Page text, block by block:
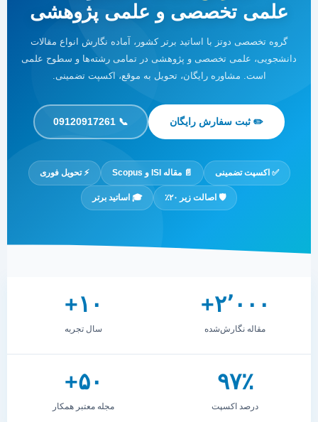
علمی تخصصی و علمی پژوهشی
گروه تخصصی دوتز با اساتید برتر کشور، آماده نگارش انواع مقالات
دانشجویی، علمی تخصصی و پژوهشی در تمامی رشته‌ها و سطوح علمی
است. مشاوره رایگان، تحویل به موقع، اکسپت تضمینی.
✏️ ثبت سفارش رایگان 📞 09120917261
✅ اکسپت تضمینی 📄 مقاله ISI و Scopus ⚡ تحویل فوری
🛡️ اصالت زیر ۲۰٪ 🎓 اساتید برتر
۲٬۰۰۰+
مقاله نگارش‌شده
۱۰+
سال تجربه
۹۷٪
درصد اکسپت
۵۰+
مجله معتبر همکار